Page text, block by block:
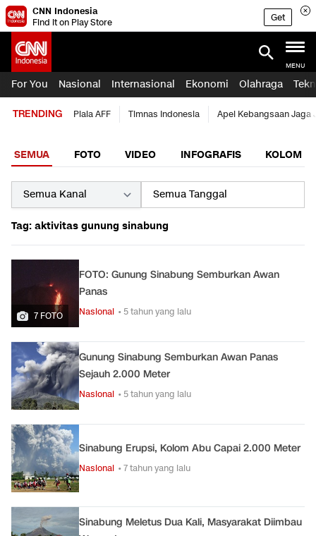
CNN Indonesia
Find it on Play Store
Get
MENU
For You Nasional Internasional Ekonomi Olahraga
TRENDING Piala AFF Timnas Indonesia Apel Kebangsaan Jaga
SEMUA FOTO VIDEO INFOGRAFIS KOLOM
Tag: aktivitas gunung sinabung
7 FOTO
FOTO: Gunung Sinabung Semburkan Awan
Panas
Nasional • 5 tahun yang lalu
Gunung Sinabung Semburkan Awan Panas
Sejauh 2.000 Meter
Nasional • 5 tahun yang lalu
Sinabung Erupsi, Kolom Abu Capai 2.000 Meter
Nasional • 7 tahun yang lalu
Sinabung Meletus Dua Kali, Masyarakat Diimbau